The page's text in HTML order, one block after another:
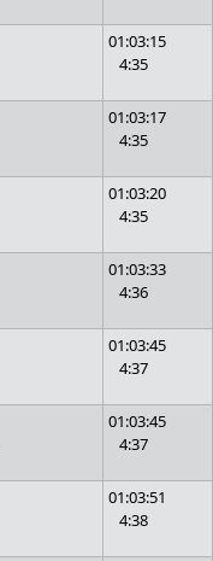
01:03:15
4:35
01:03:17
4:35
01:03:20
4:35
01:03:33
4:36
01:03:45
4:37
01:03:45
4:37
01:03:51
4:38